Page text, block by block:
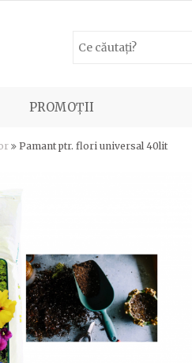
PROMOȚII
Pamant ptr. flori universal 40lit